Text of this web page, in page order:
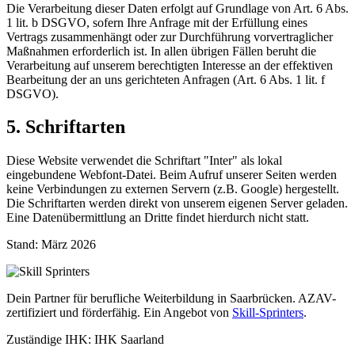
Die Verarbeitung dieser Daten erfolgt auf Grundlage von Art. 6 Abs.
1 lit. b DSGVO, sofern Ihre Anfrage mit der Erfüllung eines
Vertrags zusammenhängt oder zur Durchführung vorvertraglicher
Maßnahmen erforderlich ist. In allen übrigen Fällen beruht die
Verarbeitung auf unserem berechtigten Interesse an der effektiven
Bearbeitung der an uns gerichteten Anfragen (Art. 6 Abs. 1 lit. f
DSGVO).
5. Schriftarten
Diese Website verwendet die Schriftart "Inter" als lokal
eingebundene Webfont-Datei. Beim Aufruf unserer Seiten werden
keine Verbindungen zu externen Servern (z.B. Google) hergestellt.
Die Schriftarten werden direkt von unserem eigenen Server geladen.
Eine Datenübermittlung an Dritte findet hierdurch nicht statt.
Stand: März 2026
Dein Partner für berufliche Weiterbildung in Saarbrücken. AZAV-
zertifiziert und förderfähig. Ein Angebot von Skill-Sprinters.
Zuständige IHK: IHK Saarland